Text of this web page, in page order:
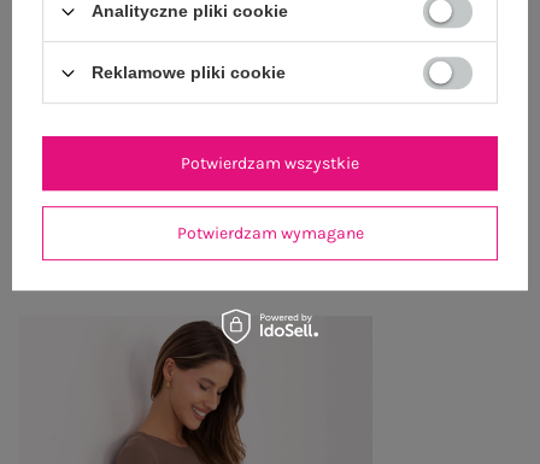
OPINIE O PRODUKCIE (71)
WYSYŁKA I DOSTAWA
OSTATNIO OGLĄDANE
Zobacz wszystko
Analityczne pliki cookie
Reklamowe pliki cookie
Potwierdzam wymagane
Potwierdzam wszystkie